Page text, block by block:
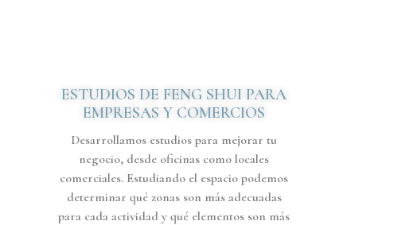
ESTUDIOS DE FENG SHUI PARA
EMPRESAS Y COMERCIOS
Desarrollamos estudios para mejorar tu
negocio, desde oficinas como locales
comerciales. Estudiando el espacio podemos
determinar qué zonas son más adecuadas
para cada actividad y qué elementos son más